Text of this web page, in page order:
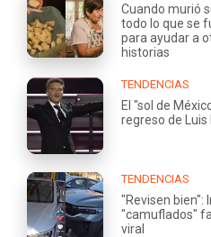
Cuando murió
todo lo que se
para ayudar a
historias
TENDENCIAS
El "sol de
regreso de Luis
TENDENCIAS
"Revisen bien":
"camuflados"
viral